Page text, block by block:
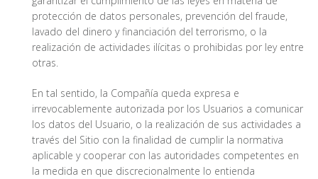
protección de datos personales, prevención del fraude,
lavado del dinero y financiación del terrorismo, o la
realización de actividades ilícitas o prohibidas por ley entre
otras.
En tal sentido, la Compañía queda expresa e
irrevocablemente autorizada por los Usuarios a comunicar
los datos del Usuario, o la realización de sus actividades a
través del Sitio con la finalidad de cumplir la normativa
aplicable y cooperar con las autoridades competentes en
la medida en que discrecionalmente lo entienda